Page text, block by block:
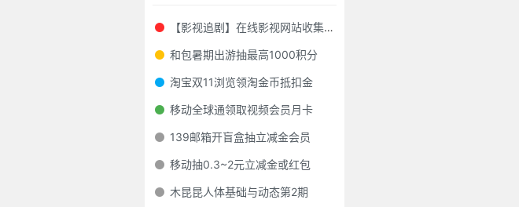
【影视追剧】在线影视网站收集整理
和包暑期出游抽最高1000积分
淘宝双11浏览领淘金币抵扣金
移动全球通领取视频会员月卡
139邮箱开盲盒抽立减金会员
移动抽0.3~2元立减金或红包
木昆昆人体基础与动态第2期